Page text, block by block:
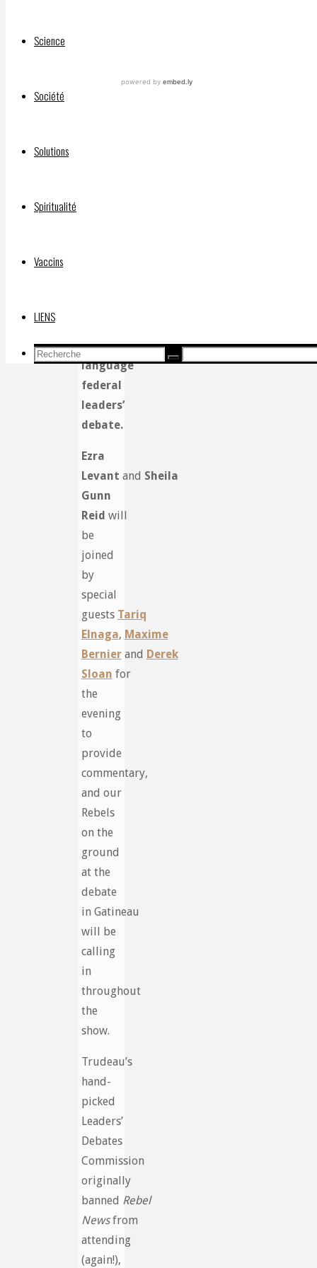
Science
Société
Solutions
Spiritualité
Vaccins
LIENS
Recherche
Recherche
English
language
federal
leaders’
debate.
Ezra
Levant and Sheila
Gunn
Reid will
be
joined
by
special
guests Tariq
Elnaga, Maxime
Bernierand Derek
Sloan for
the
evening
to
provide
commentary,
and our
Rebels
on the
ground
at the
debate
in Gatineau
will be
calling
in
throughout
the
show.
Trudeau’s
hand-
picked
Leaders’
Debates
Commission
originally
banned Rebel
Newsfrom
attending
(again!),